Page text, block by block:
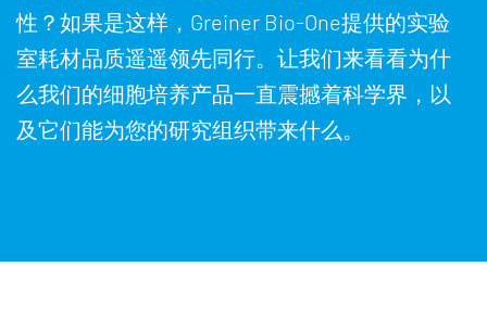
性？如果是这样，Greiner Bio-One提供的实验
室耗材品质遥遥领先同行。让我们来看看为什
么我们的细胞培养产品一直震撼着科学界，以
及它们能为您的研究组织带来什么。